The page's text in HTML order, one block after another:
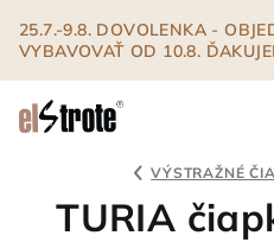
obsah
25.7.-9.8. DOVOLENKA -
VYBAVOVAŤ OD 10.8.
VÝSTRAŽNÉ
TURIA